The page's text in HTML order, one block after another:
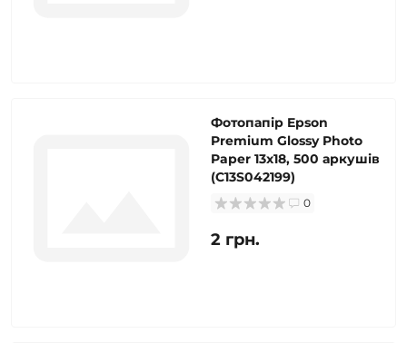
Фотопапір Epson
Premium Glossy Photo
Paper 13x18, 500 аркушів
(C13S042199)
0
2 грн.